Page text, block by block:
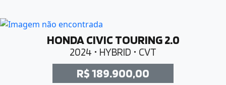
HONDA CIVIC TOURING 2.0
2024 • HYBRID • CVT
R$ 189.900,00